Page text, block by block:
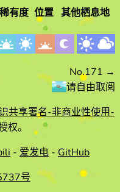
稀有度 位置 其他栖息地
间
天气
No.171 →
请自由取阅
共享署名-非商业性使用-
权。
- 爱发电 - GitHub
号